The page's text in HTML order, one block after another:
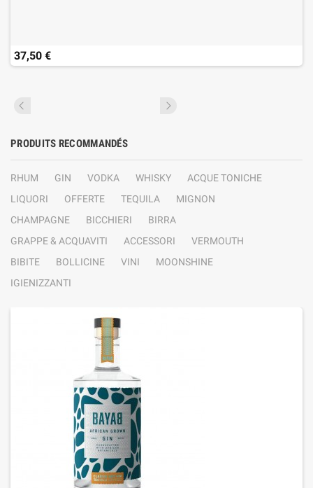
37,50 €
PRODUITS RECOMMANDÉS
RHUM GIN VODKA WHISKY
ACQUE TONICHE
LIQUORI
OFFERTE TEQUILA
MIGNON
CHAMPAGNE
BICCHIERI
BIRRA
GRAPPE & ACQUAVITI
ACCESSORI
VERMOUTH
BIBITE
BOLLICINE VINI
MOONSHINE
IGIENIZZANTI